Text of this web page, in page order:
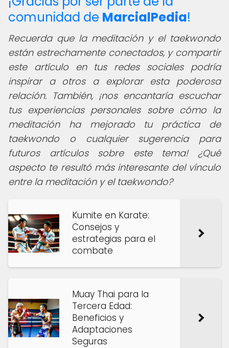
comunidad de MarcialPedia!
Recuerda que la meditación y el taekwondo
están estrechamente conectados, y compartir
este artículo en tus redes sociales podría
inspirar a otros a explorar esta poderosa
relación. También, ¡nos encantaría escuchar
tus experiencias personales sobre cómo la
meditación ha mejorado tu práctica de
taekwondo o cualquier sugerencia para
futuros artículos sobre este tema! ¿Qué
aspecto te resultó más interesante del vínculo
entre la meditación y el taekwondo?
Kumite en Karate:
Consejos y
estrategias para el
combate
Muay Thai para la
Tercera Edad:
Beneficios y
Adaptaciones
Seguras